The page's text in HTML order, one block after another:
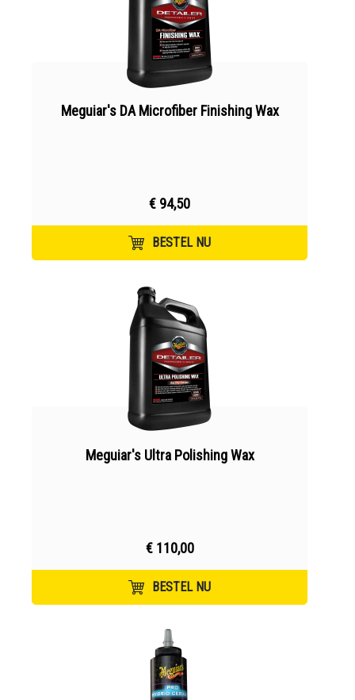
Meguiar's DA Microfiber Finishing Wax
€ 94,50
BESTEL NU
Meguiar's Ultra Polishing Wax
€ 110,00
BESTEL NU